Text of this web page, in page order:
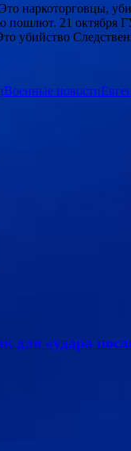
наркоторговцы,
пошлют. 21
убийство
Военные новости
для «удара